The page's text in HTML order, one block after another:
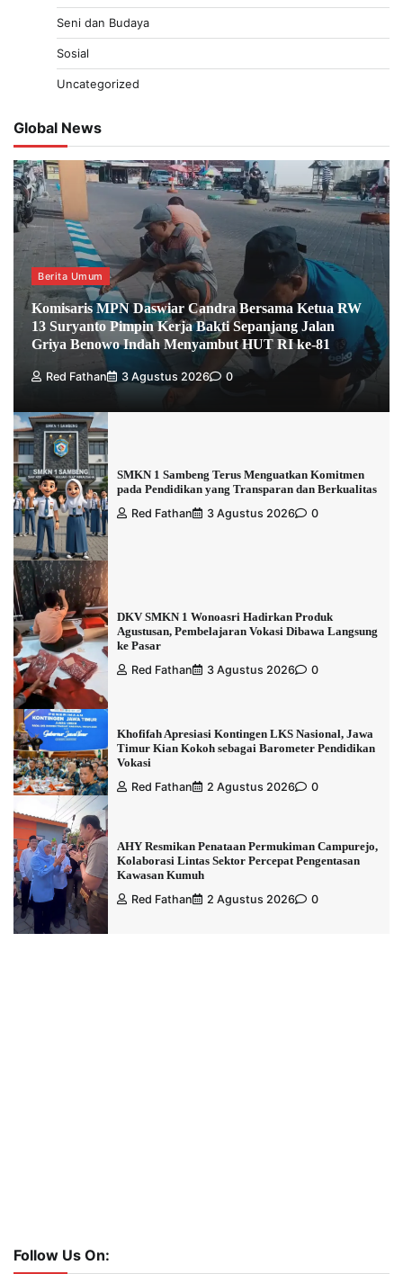
Seni dan Budaya
Sosial
Uncategorized
Global News
Berita Umum
Komisaris MPN Daswiar Candra Bersama Ketua RW
13 Suryanto Pimpin Kerja Bakti Sepanjang Jalan
Griya Benowo Indah Menyambut HUT RI ke-81
Red Fathan 3 Agustus 2026 0
SMKN 1 Sambeng Terus Menguatkan Komitmen
pada Pendidikan yang Transparan dan Berkualitas
Red Fathan
3 Agustus 2026 0
DKV SMKN 1 Wonoasri Hadirkan Produk
Agustusan, Pembelajaran Vokasi Dibawa Langsung
ke Pasar
Red Fathan
3 Agustus 2026 0
Khofifah Apresiasi Kontingen LKS Nasional, Jawa
Timur Kian Kokoh sebagai Barometer Pendidikan
Vokasi
Red Fathan
2 Agustus 2026 0
AHY Resmikan Penataan Permukiman Campurejo,
Kolaborasi Lintas Sektor Percepat Pengentasan
Kawasan Kumuh
Red Fathan
2 Agustus 2026 0
Follow Us On: